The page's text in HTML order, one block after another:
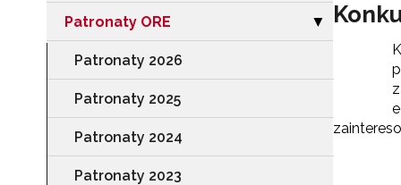
Patronaty ORE Zwiń sekcję
▶
Patronaty 2026
Patronaty 2025
Patronaty 2024
Patronaty 2023